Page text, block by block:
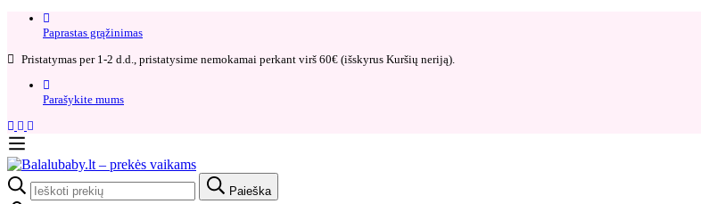
Paprastas grąžinimas​
Pristatymas per 1-2 d.d., pristatysime nemokamai perkant virš 60€ (išskyrus Kuršių neriją).
Parašykite mums
Search
for:
Paieška